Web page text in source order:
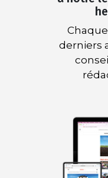
derniers